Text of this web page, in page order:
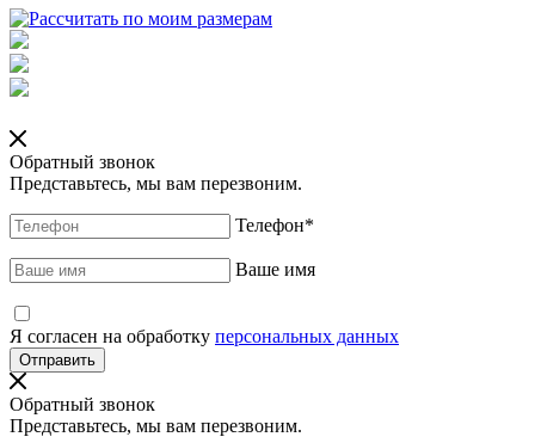
Обратный звонок
Представьтесь, мы вам перезвоним.
Телефон*
Ваше имя
Я согласен на обработку персональных данных
Обратный звонок
Представьтесь, мы вам перезвоним.